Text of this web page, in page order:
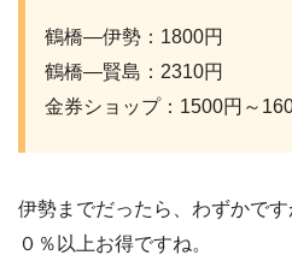
鶴橋―伊勢：1800円
鶴橋―賢島：2310円
金券ショップ：1500円～
伊勢までだったら、わずかで
０％以上お得ですね。